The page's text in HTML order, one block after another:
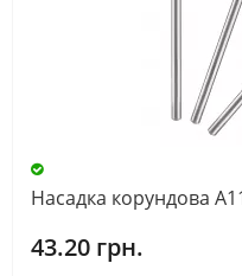
Насадка корундова
43.20 грн.